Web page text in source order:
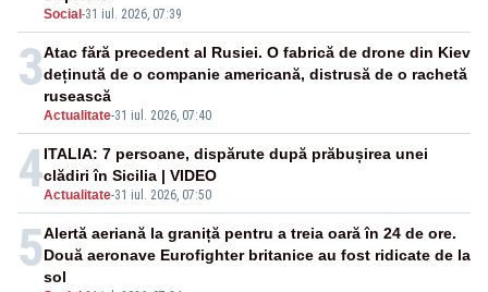
Social -31 iul. 2026, 07:39
3
Actualitate-31 iul. 2026, 07:40
Atac fără precedent al Rusiei. O fabrică de drone din Kiev
deținută de o companie americană, distrusă de o rachetă
rusească
4Actualitate-31 iul. 2026, 07:50
ITALIA: 7 persoane, dispărute după prăbușirea unei
clădiri în Sicilia | VIDEO
5Alertă aeriană la graniță pentru a treia oară în 24 de ore.
Două aeronave Eurofighter britanice au fost ridicate de la
sol